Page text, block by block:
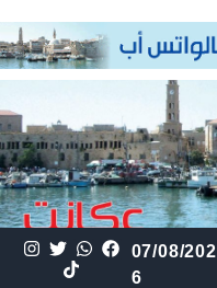
07/08/202
6